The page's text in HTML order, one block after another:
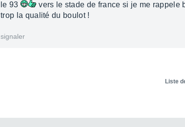
le 93
vers le stade de france si je me rappele
trop la qualité du boulot !
signaler
Liste